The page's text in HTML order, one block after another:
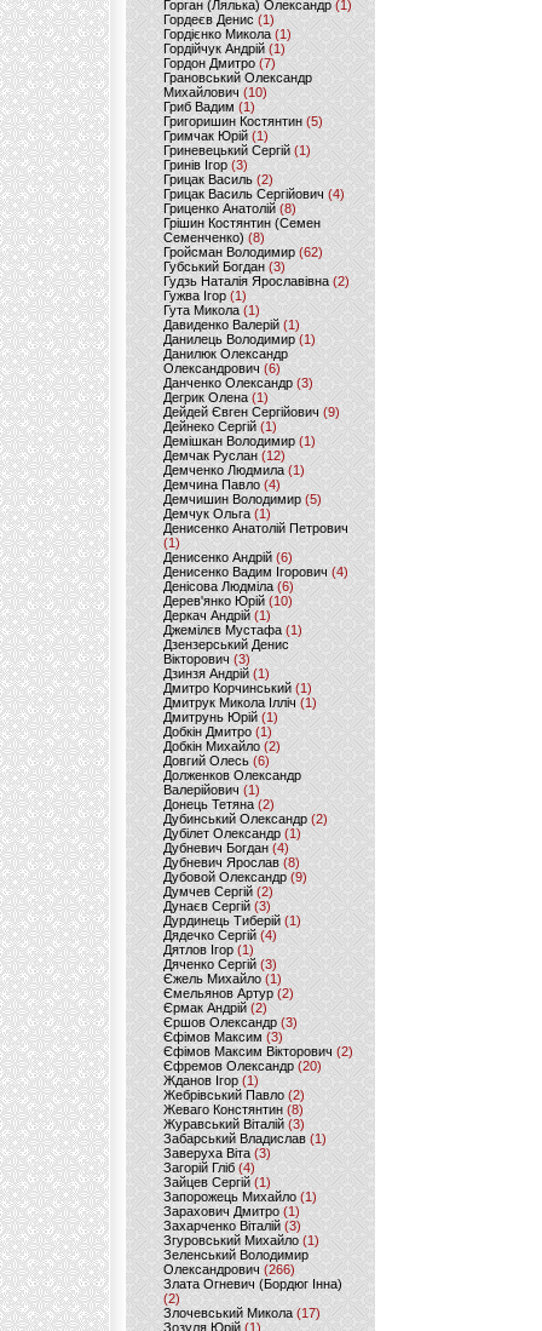
Горган (Лялька) Олександр(1)
Гордеєв Денис (1)
Гордієнко Микола (1)
Гордійчук Андрій (1)
Гордон Дмитро (7)
Грановський Олександр
Михайлович (10)
Гриб Вадим (1)
Григоришин Костянтин (5)
Гримчак Юрій(1)
Гриневецький Сергій(1)
Гринів Ігор (3)
Грицак Василь (2)
Грицак Василь Сергійович (4)
Гриценко Анатолій (8)
Грішин Костянтин (Семен
Семенченко)(8)
Гройсман Володимир(62)
Губський Богдан (3)
Гудзь Наталія Ярославівна(2)
Гужва Ігор (1)
Гута Микола (1)
Давиденко Валерій (1)
Данилець Володимир(1)
Данилюк Олександр
Олександрович (6)
Данченко Олександр (3)
Дегрик Олена(1)
Дейдей Євген Сергійович(9)
Дейнеко Сергій (1)
Демішкан Володимир(1)
Демчак Руслан (12)
Демченко Людмила (1)
Демчина Павло (4)
Демчишин Володимир (5)
Демчук Ольга(1)
Денисенко Анатолій Петрович
(1)
Денисенко Андрій (6)
Денисенко Вадим Ігорович (4)
Денісова Людміла(6)
Дерев'янко Юрій(10)
Деркач Андрій(1)
Джемілєв Мустафа (1)
Дзензерський Денис
Вікторович (3)
Дзинзя Андрій (1)
Дмитро Корчинський (1)
Дмитрук Микола Ілліч (1)
Дмитрунь Юрій (1)
Добкін Дмитро(1)
Добкін Михайло (2)
Довгий Олесь (6)
Долженков Олександр
Валерійович (1)
Донець Тетяна (2)
Дубинський Олександр(2)
Дубілет Олександр (1)
Дубневич Богдан (4)
Дубневич Ярослав (8)
Дубовой Олександр(9)
Думчев Сергій (2)
Дунаєв Сергій(3)
Дурдинець Тиберій (1)
Дядечко Сергій (4)
Дятлов Ігор (1)
Дяченко Сергій (3)
Єжель Михайло (1)
Ємельянов Артур (2)
Єрмак Андрій (2)
Єршов Олександр (3)
Єфімов Максим (3)
Єфімов Максим Вікторович (2)
Єфремов Олександр (20)
Жданов Ігор (1)
Жебрівський Павло (2)
Жеваго Констянтин (8)
Журавський Віталій (3)
Забарський Владислав (1)
Заверуха Віта (3)
Загорій Гліб (4)
Зайцев Сергій(1)
Запорожець Михайло (1)
Зарахович Дмитро (1)
Захарченко Віталій (3)
Згуровський Михайло (1)
Зеленський Володимир
Олександрович (266)
Злата Огневич (Бордюг Інна)
(2)
Злочевський Микола(17)
Зозуля Юрій (1)